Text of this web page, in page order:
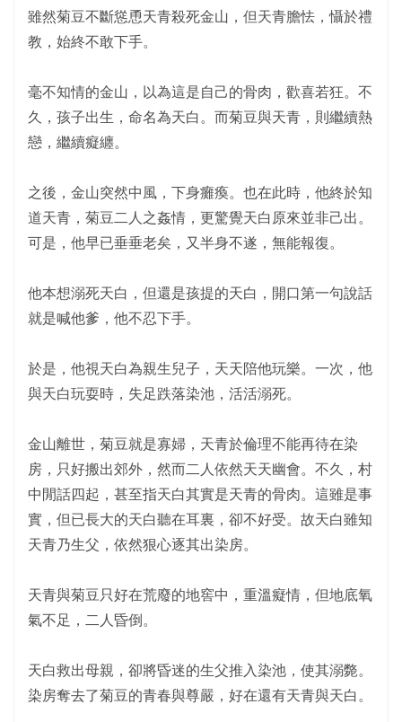
雖然菊豆不斷慫恿天青殺死金山，但天青膽怯，懾於禮
教，始終不敢下手。
毫不知情的金山，以為這是自己的骨肉，歡喜若狂。不
久，孩子出生，命名為天白。而菊豆與天青，則繼續熱
戀，繼續癡纏。
之後，金山突然中風，下身癱瘓。也在此時，他終於知
道天青，菊豆二人之姦情，更驚覺天白原來並非己出。
可是，他早已垂垂老矣，又半身不遂，無能報復。
他本想溺死天白，但還是孩提的天白，開口第一句說話
就是喊他爹，他不忍下手。
於是，他視天白為親生兒子，天天陪他玩樂。一次，他
與天白玩耍時，失足跌落染池，活活溺死。
金山離世，菊豆就是寡婦，天青於倫理不能再待在染
房，只好搬出郊外，然而二人依然天天幽會。不久，村
中閒話四起，甚至指天白其實是天青的骨肉。這雖是事
實，但已長大的天白聽在耳裏，卻不好受。故天白雖知
天青乃生父，依然狠心逐其出染房。
天青與菊豆只好在荒廢的地窖中，重溫癡情，但地底氧
氣不足，二人昏倒。
天白救出母親，卻將昏迷的生父推入染池，使其溺斃。
染房奪去了菊豆的青春與尊嚴，好在還有天青與天白。